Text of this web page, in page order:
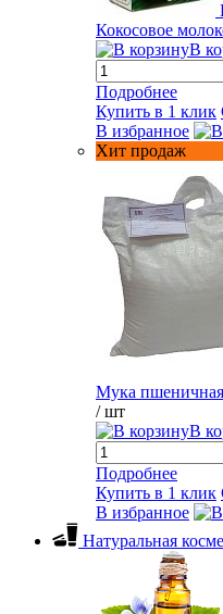
Кокосовое
В
Подробнее
Купить в 1 клик
В избранное
Хит продаж
Мука
/ шт
В
Подробнее
Купить в 1 клик
В избранное
Натуральная